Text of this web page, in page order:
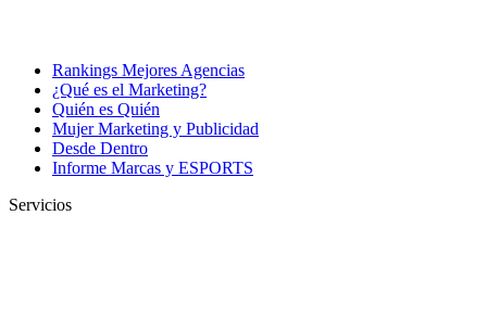
Rankings Mejores Agencias
¿Qué es el Marketing?
Quién es Quién
Mujer Marketing y Publicidad
Desde Dentro
Informe Marcas y ESPORTS
Servicios